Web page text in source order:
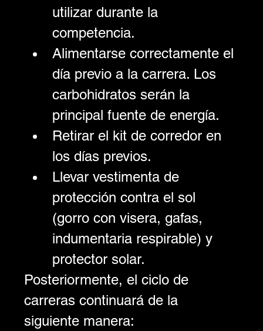
utilizar durante la
competencia.
Alimentarse correctamente el
día previo a la carrera. Los
carbohidratos serán la
principal fuente de energía.
Retirar el kit de corredor en
los días previos.
Llevar vestimenta de
protección contra el sol
(gorro con visera, gafas,
indumentaria respirable) y
protector solar.
Posteriormente, el ciclo de
carreras continuará de la
siguiente manera: